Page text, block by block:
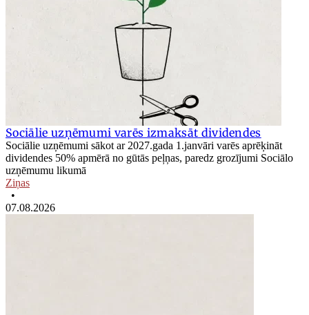
Sociālie uzņēmumi varēs izmaksāt dividendes
Sociālie uzņēmumi sākot ar 2027.gada 1.janvāri varēs aprēķināt
dividendes 50% apmērā no gūtās peļņas, paredz grozījumi Sociālo
uzņēmumu likumā
Ziņas
•
07.08.2026